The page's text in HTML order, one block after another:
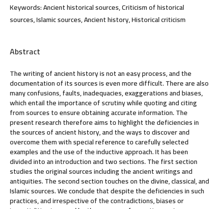
Keywords:Ancient historical sources, Criticism of historical
sources, Islamic sources, Ancient history, Historical criticism
Abstract
The writing of ancient history is not an easy process, and the
documentation of its sources is even more difficult. There are also
many confusions, faults, inadequacies, exaggerations and biases,
which entail the importance of scrutiny while quoting and citing
from sources to ensure obtaining accurate information. The
present research therefore aims to highlight the deficiencies in
the sources of ancient history, and the ways to discover and
overcome them with special reference to carefully selected
examples and the use of the inductive approach. It has been
divided into an introduction and two sections. The first section
studies the original sources including the ancient writings and
antiquities. The second section touches on the divine, classical, and
Islamic sources. We conclude that despite the deficiencies in such
practices, and irrespective of the contradictions, biases or